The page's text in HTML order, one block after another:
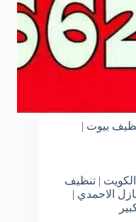
بيوت |
| تنظيف
الاحمدي |